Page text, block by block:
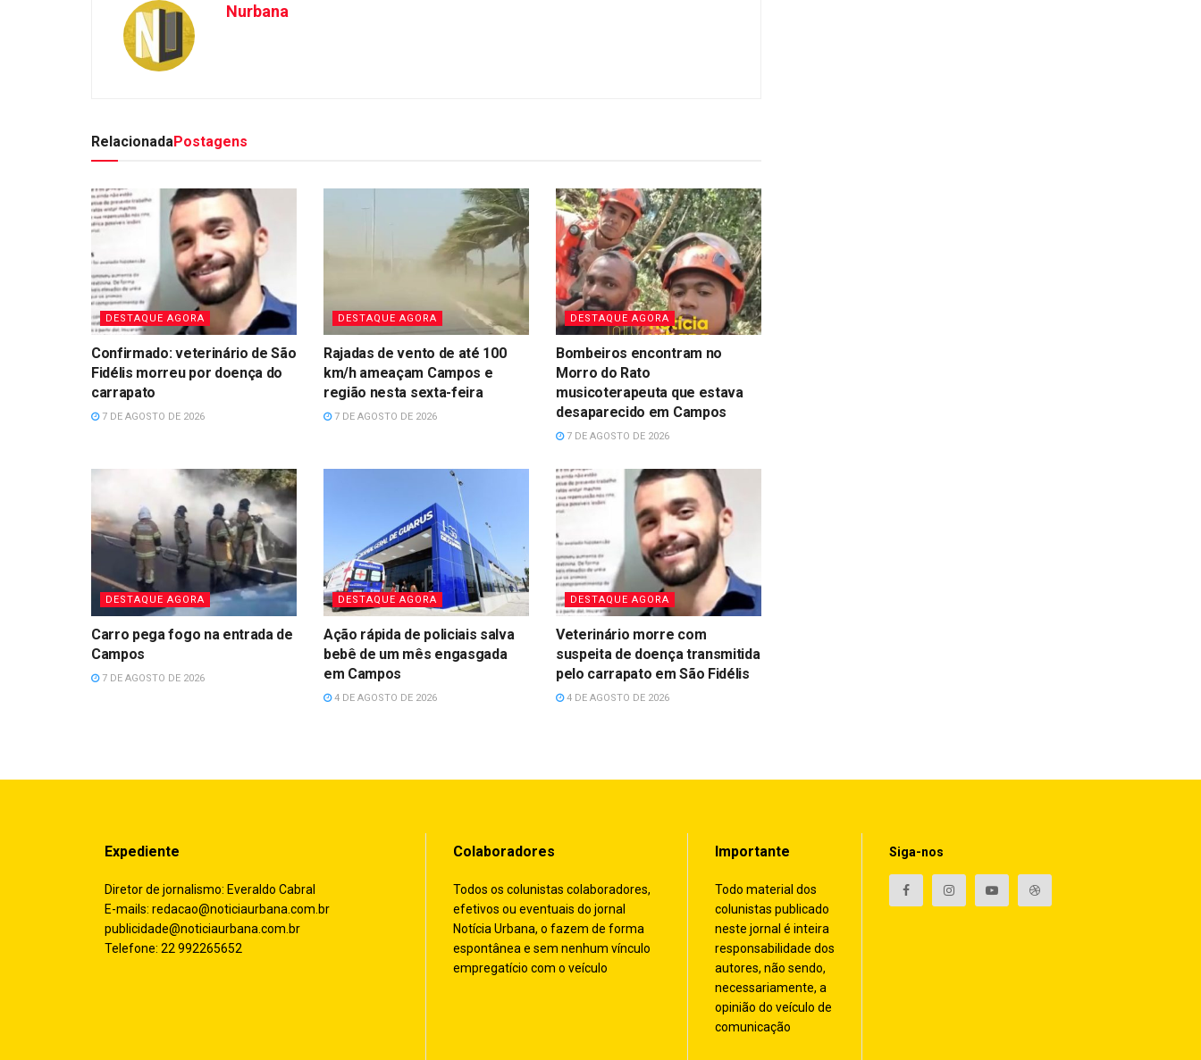
Nurbana
RelacionadaPostagens
DESTAQUE AGORA
Confirmado: veterinário de São
Fidélis morreu por doença do
carrapato
7 DE AGOSTO DE 2026
DESTAQUE AGORA
Rajadas de vento de até 100
km/h ameaçam Campos e
região nesta sexta-feira
7 DE AGOSTO DE 2026
DESTAQUE AGORA
Bombeiros encontram no
Morro do Rato
musicoterapeuta que estava
desaparecido em Campos
7 DE AGOSTO DE 2026
DESTAQUE AGORA
Carro pega fogo na entrada de
Campos
7 DE AGOSTO DE 2026
DESTAQUE AGORA
Ação rápida de policiais salva
bebê de um mês engasgada
em Campos
4 DE AGOSTO DE 2026
DESTAQUE AGORA
Veterinário morre com
suspeita de doença transmitida
pelo carrapato em São Fidélis
4 DE AGOSTO DE 2026
Expediente
Diretor de jornalismo: Everaldo Cabral
E-mails: redacao@noticiaurbana.com.br
publicidade@noticiaurbana.com.br
Telefone: 22 992265652
Colaboradores
Todos os colunistas colaboradores,
efetivos ou eventuais do jornal
Notícia Urbana, o fazem de forma
espontânea e sem nenhum vínculo
empregatício com o veículo
Importante
Todo material dos
colunistas publicado
neste jornal é inteira
responsabilidade dos
autores, não sendo,
necessariamente, a
opinião do veículo de
comunicação
Siga-nos